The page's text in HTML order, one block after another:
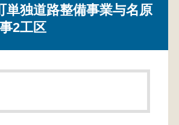
単独道路整備事業与名原
2工区